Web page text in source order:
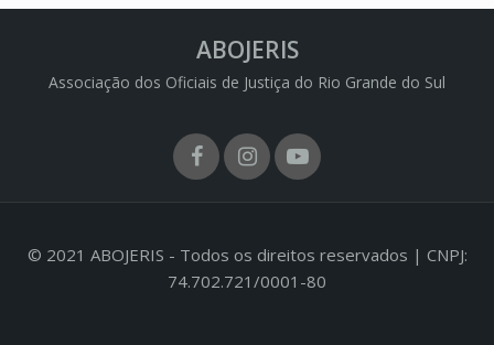
ABOJERIS
Associação dos Oficiais de Justiça do Rio Grande do Sul
FacebookInstagram
Youtube
© 2021 ABOJERIS - Todos os direitos reservados | CNPJ:
74.702.721/0001-80